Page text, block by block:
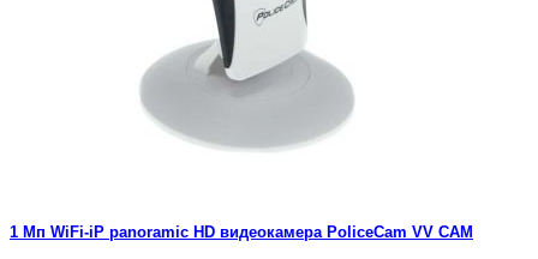
1 Мп WiFi-iP panoramic HD видеокамера PoliceCam VV CAM